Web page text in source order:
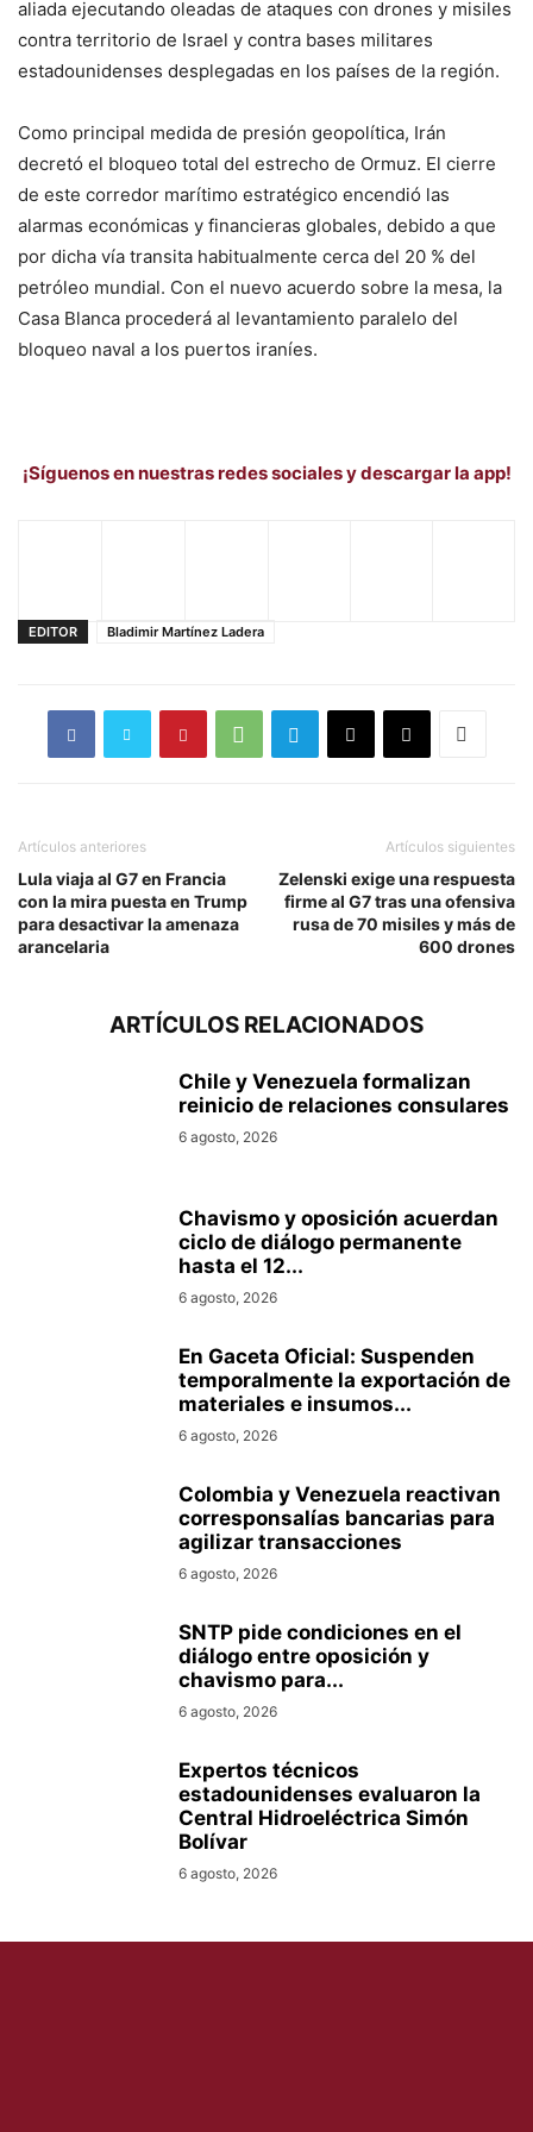
aliada ejecutando oleadas de ataques con drones y misiles
contra territorio de Israel y contra bases militares
estadounidenses desplegadas en los países de la región.
Como principal medida de presión geopolítica, Irán
decretó el bloqueo total del estrecho de Ormuz. El cierre
de este corredor marítimo estratégico encendió las
alarmas económicas y financieras globales, debido a que
por dicha vía transita habitualmente cerca del 20 % del
petróleo mundial. Con el nuevo acuerdo sobre la mesa, la
Casa Blanca procederá al levantamiento paralelo del
bloqueo naval a los puertos iraníes.
¡Síguenos en nuestras redes sociales y descargar la app!
EDITOR Bladimir Martínez Ladera
Artículos anteriores
Lula viaja al G7 en Francia
con la mira puesta en Trump
para desactivar la amenaza
arancelaria
Artículos siguientes
Zelenski exige una respuesta
firme al G7 tras una ofensiva
rusa de 70 misiles y más de
600 drones
ARTÍCULOS RELACIONADOS
Chile y Venezuela formalizan
reinicio de relaciones consulares
6 agosto, 2026
Chavismo y oposición acuerdan
ciclo de diálogo permanente
hasta el 12...
6 agosto, 2026
En Gaceta Oficial: Suspenden
temporalmente la exportación de
materiales e insumos...
6 agosto, 2026
Colombia y Venezuela reactivan
corresponsalías bancarias para
agilizar transacciones
6 agosto, 2026
SNTP pide condiciones en el
diálogo entre oposición y
chavismo para...
6 agosto, 2026
Expertos técnicos
estadounidenses evaluaron la
Central Hidroeléctrica Simón
Bolívar
6 agosto, 2026